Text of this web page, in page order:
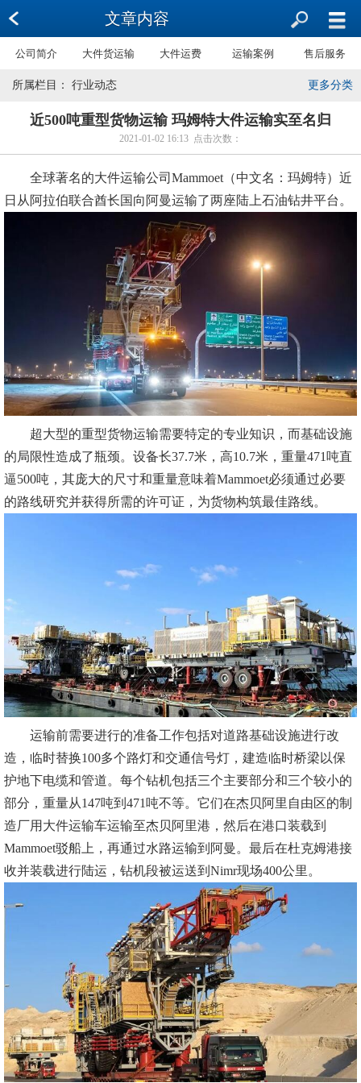
文章内容
公司简介 大件货运输 大件运费 运输案例 售后服务
更多分类
所属栏目： 行业动态
近500吨重型货物运输 玛姆特大件运输实至名归
2021-01-02 16:13 点击次数：
全球著名的大件运输公司Mammoet（中文名：玛姆特）近
日从阿拉伯联合酋长国向阿曼运输了两座陆上石油钻井平台。
超大型的重型货物运输需要特定的专业知识，而基础设施
的局限性造成了瓶颈。设备长37.7米，高10.7米，重量471吨直
逼500吨，其庞大的尺寸和重量意味着Mammoet必须通过必要
的路线研究并获得所需的许可证，为货物构筑最佳路线。
运输前需要进行的准备工作包括对道路基础设施进行改
造，临时替换100多个路灯和交通信号灯，建造临时桥梁以保
护地下电缆和管道。每个钻机包括三个主要部分和三个较小的
部分，重量从147吨到471吨不等。它们在杰贝阿里自由区的制
造厂用大件运输车运输至杰贝阿里港，然后在港口装载到
Mammoet驳船上，再通过水路运输到阿曼。最后在杜克姆港接
收并装载进行陆运，钻机段被运送到Nimr现场400公里。